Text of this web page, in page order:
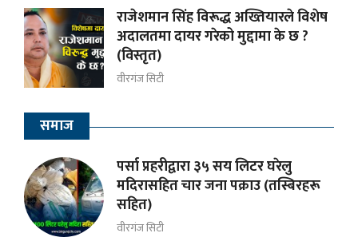
राजेशमान सिंह विरूद्ध अख्तियारले विशेष
अदालतमा दायर गरेको मुद्दामा के छ ?
(विस्तृत)
वीरगंज सिटी
समाज
पर्सा प्रहरीद्वारा ३५ सय लिटर घरेलु
मदिरासहित चार जना पक्राउ (तस्बिरहरू
सहित)
वीरगंज सिटी